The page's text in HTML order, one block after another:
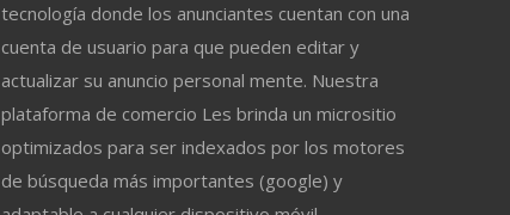
tecnología donde los anunciantes cuentan con una
cuenta de usuario para que pueden editar y
actualizar su anuncio personal mente. Nuestra
plataforma de comercio Les brinda un micrositio
optimizados para ser indexados por los motores
de búsqueda más importantes (google) y